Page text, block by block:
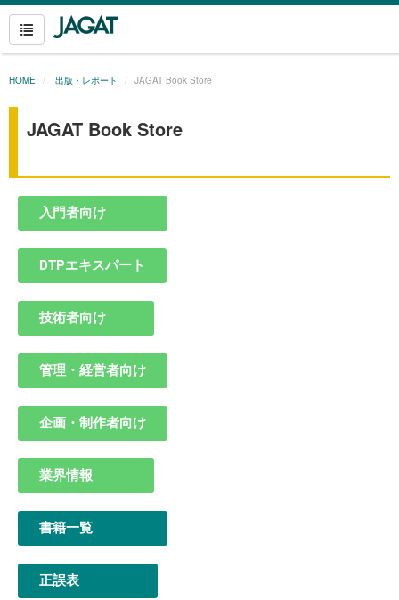
HOME 出版・レポート JAGAT Book Store
JAGAT Book Store
入門者向け
DTPエキスパート
技術者向け
管理・経営者向け
企画・制作者向け
業界情報
書籍一覧
正誤表